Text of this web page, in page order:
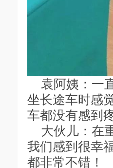
袁阿姨：一
坐长途车时感
车都没有感到
大伙儿：在
我们感到很幸
都非常不错！